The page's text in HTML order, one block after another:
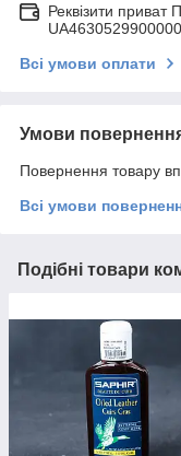
Реквізити
Всі умови оплати
Умови
Повернення товару
Всі умови
Подібні товари